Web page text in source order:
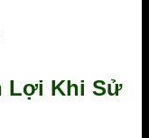
Lợi Khi Sử